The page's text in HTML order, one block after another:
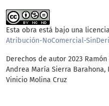
Esta obra está bajo una
Atribución-NoComercial-
Derechos de autor 2023
Andrea María Sierra Barahona,
Vinicio Molina Cruz